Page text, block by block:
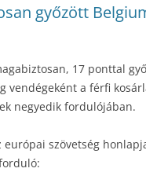
győzött
17 ponttal
vendégeként a férfi
negyedik fordulójában.
európai szövetség